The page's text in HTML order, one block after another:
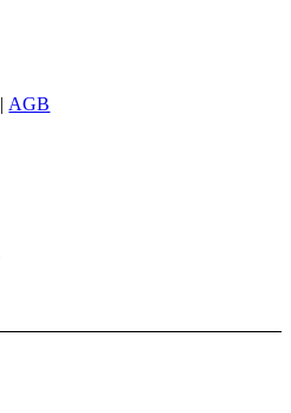
| AGB